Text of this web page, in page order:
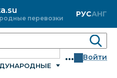
перевозки РУСАНГ
... Войти